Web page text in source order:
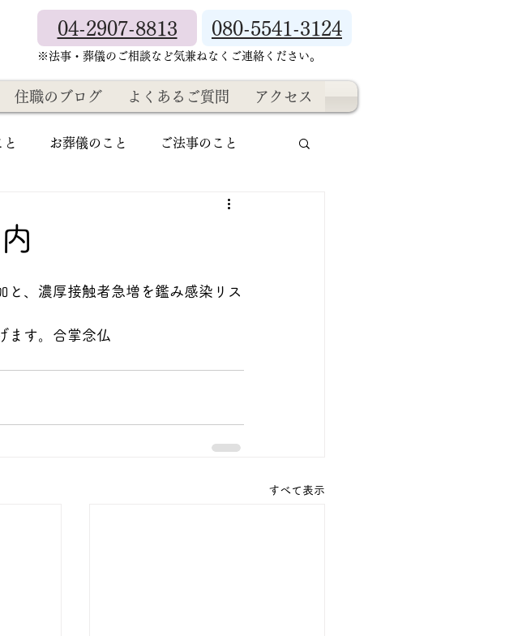
04-2907-8813 080-5541-3124
​※法事・葬儀のご相談など気兼ねなくご連絡ください。
住職のブログ よくあるご質問 アクセス
お葬儀のこと ご法事のこと
、濃厚接触者急増を鑑み感染リス
ます。合掌念仏
すべて表示